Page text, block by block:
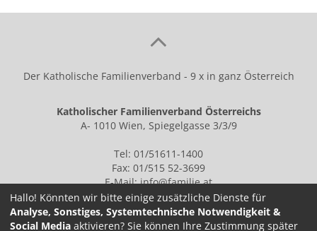
Der Katholische Familienverband - 9 x in ganz Österreich
Katholischer Familienverband Österreichs
A- 1010 Wien, Spiegelgasse 3/3/9
Tel: 01/51611-1400
Fax: 01/515 52-3699
E-Mail:info@familie.at
Hallo! Könnten wir bitte einige zusätzliche Dienste für
Analyse, Sonstiges, Systemtechnische Notwendigkeit &
Social Media aktivieren? Sie können Ihre Zustimmung später